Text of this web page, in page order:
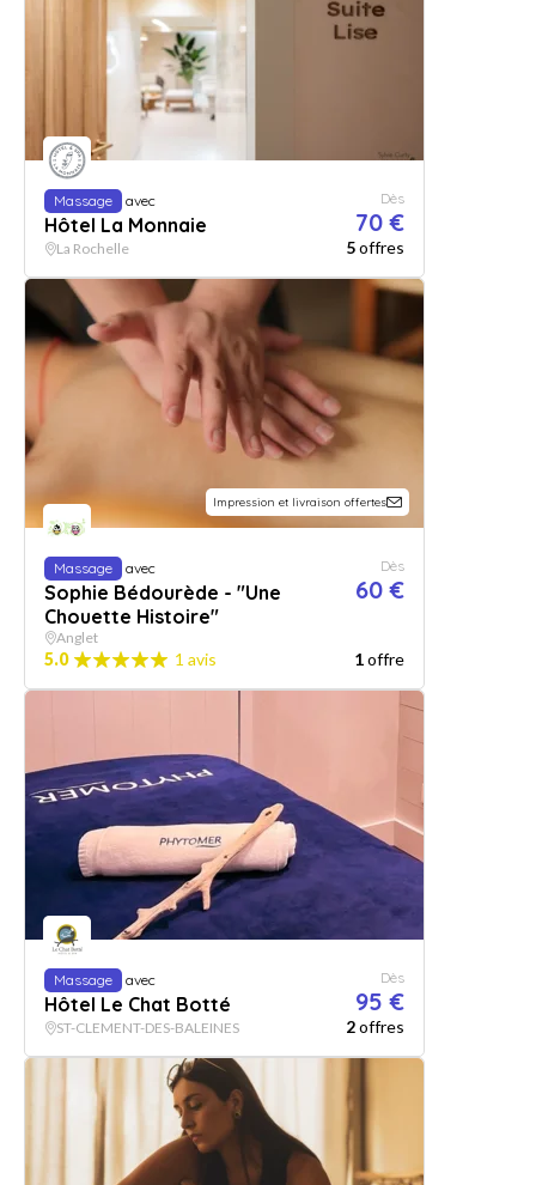
Massage avec
Hôtel La Monnaie
Dès
70 €
La Rochelle 5offres
Impression et livraison offertes
Massage avec
Sophie Bédourède - "Une
Chouette Histoire"
Dès
60 €
Anglet
5.0 1 avis 1offre
Massage avec
Hôtel Le Chat Botté
Dès
95 €
ST-CLEMENT-DES-BALEINES 2offres